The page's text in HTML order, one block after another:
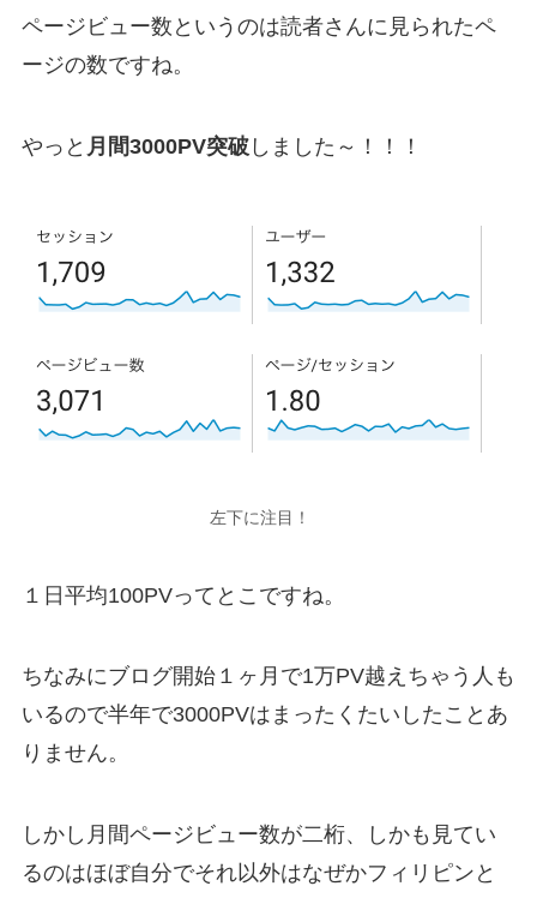
ページビュー数というのは読者さんに見られたペ
ージの数ですね。
やっと 月間3000PV突破しました～！！！
左下に注目！
１日平均100PVってとこですね。
ちなみにブログ開始１ヶ月で1万PV越えちゃう人も
いるので半年で3000PVはまったくたいしたことあ
りません。
しかし月間ページビュー数が二桁、しかも見てい
るのはほぼ自分でそれ以外はなぜかフィリピンと